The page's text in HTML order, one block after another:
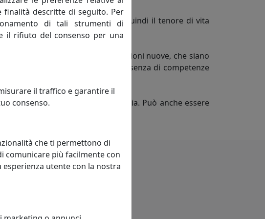
un processo migliorando quindi il tenore di vita
risultati positivi, mai negativi.
elementi esistenti con connessioni nuove, che siano
non può svilupparsi in assenza di competenze
autodisciplina.
una singola impresa od industria. Può anche essere
è competitivo.
finalità descritte di seguito. Per
di tali strumenti di
il rifiuto del consenso per una
il traffico e garantire il
consenso.
che ti permettono di
comunicare più facilmente con
utente con la nostra